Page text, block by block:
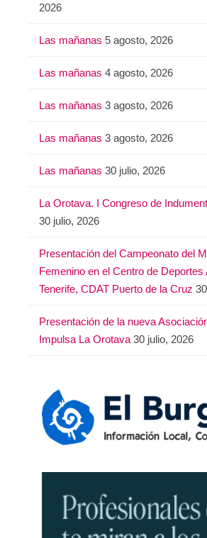
2026
Las mañanas 5 agosto, 2026
Las mañanas 4 agosto, 2026
Las mañanas 3 agosto, 2026
Las mañanas 3 agosto, 2026
Las mañanas 30 julio, 2026
La Orotava. I Congreso de
30 julio, 2026
Presentación del Campeonato del
Femenino en el Centro de
Tenerife, CDAT Puerto de la Cruz
Presentación de la nueva
Impulsa La Orotava 30 julio, 2026